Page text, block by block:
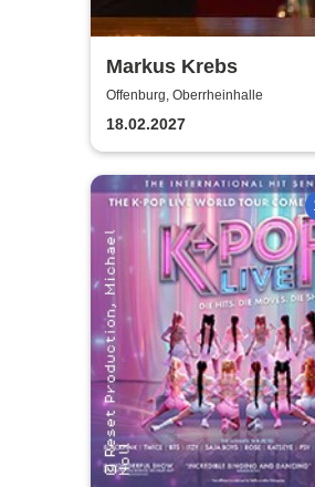
Markus Krebs
Offenburg, Oberrheinhalle
18.02.2027